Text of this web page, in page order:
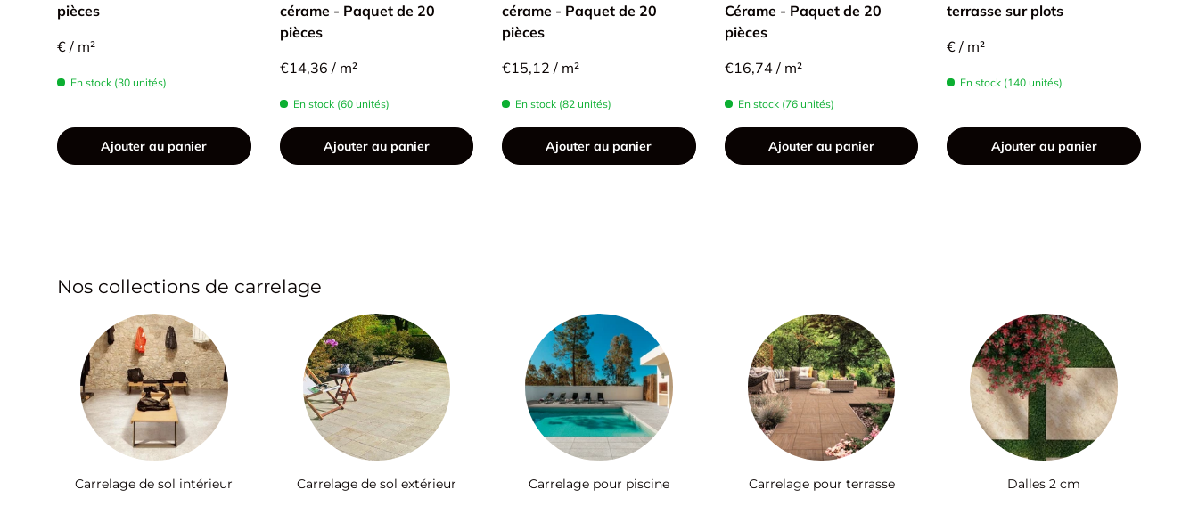
pièces
€ / m²
En stock (30 unités)
Ajouter au panier
cérame - Paquet de 20
pièces
€14,36 / m²
En stock (60 unités)
Ajouter au panier
cérame - Paquet de 20
pièces
€15,12 / m²
En stock (82 unités)
Ajouter au panier
Cérame - Paquet de 20
pièces
€16,74 / m²
En stock (76 unités)
Ajouter au panier
terrasse sur plots
€ / m²
En stock (140 unités)
Ajouter au panier
Nos collections de carrelage
Carrelage de sol intérieur Carrelage de sol extérieur Carrelage pour piscine Carrelage pour terrasse Dalles 2 cm